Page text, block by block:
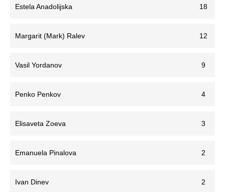
Estela Anadolijska 18
Margarit (Mark) Ralev 12
Vasil Yordanov 9
Penko Penkov 4
Elisaveta Zoeva 3
Emanuela Pinalova 2
Ivan Dinev 2